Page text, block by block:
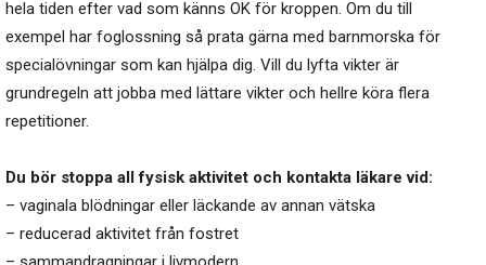
hela tiden efter vad som känns OK för kroppen. Om du till
exempel har foglossning så prata gärna med barnmorska för
specialövningar som kan hjälpa dig. Vill du lyfta vikter är
grundregeln att jobba med lättare vikter och hellre köra flera
repetitioner.
Du bör stoppa all fysisk aktivitet och kontakta läkare vid:
– vaginala blödningar eller läckande av annan vätska
– reducerad aktivitet från fostret